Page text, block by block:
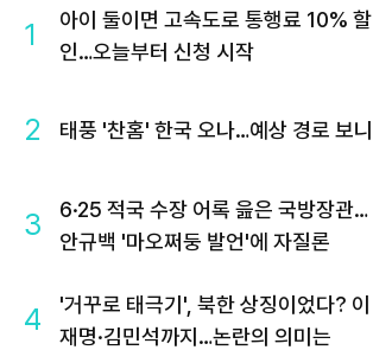
1
아이 둘이면 고속도로 통행료 10% 할
인…오늘부터 신청 시작
2 태풍 '찬홈' 한국 오나…예상 경로 보니
3
6·25 적국 수장 어록 읊은 국방장관…
안규백 '마오쩌둥 발언'에 자질론
4
'거꾸로 태극기', 북한 상징이었다? 이
재명·김민석까지…논란의 의미는